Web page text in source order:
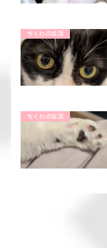
ちくわの生活
ちくわの生活